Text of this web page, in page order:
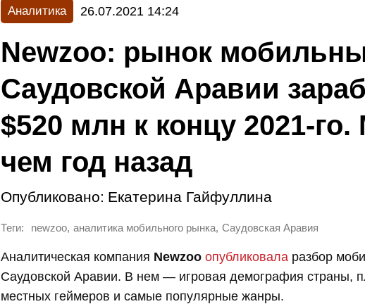
Аналитика 26.07.2021 14:24
Newzoo: рынок
Саудовской Аравии
$520 млн к концу 2021-
чем год назад
Опубликовано: Екатерина Гайфуллина
Теги: newzoo, аналитика мобильного рынка, Саудовская Аравия
Аналитическая компания Newzoo опубликовала разбор
Саудовской Аравии. В нем — игровая демография страны,
местных геймеров и самые популярные жанры.